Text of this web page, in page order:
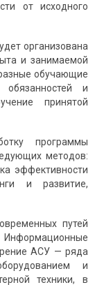
от исходного
организована
и занимаемой
обучающие
и
принятой
программы
методов:
эффективности
и развитие,
путей
АСУ — ряда
и
техники, в